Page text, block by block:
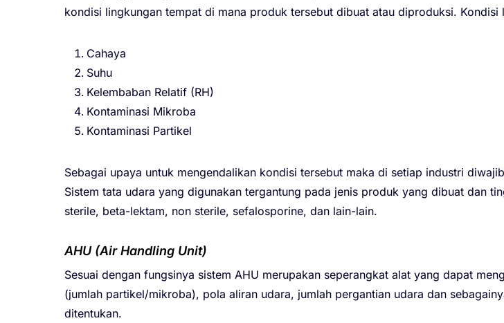
kondisi lingkungan tempat di mana produk tersebut dibuat atau diproduksi.
Cahaya
Suhu
Kelembaban Relatif (RH)
Kontaminasi Mikroba
Kontaminasi Partikel
Sebagai upaya untuk mengendalikan kondisi tersebut maka di setiap industri
Sistem tata udara yang digunakan tergantung pada jenis produk yang dibuat dan
sterile, beta-lektam, non sterile, sefalosporine, dan lain-lain.
AHU (Air Handling Unit)
Sesuai dengan fungsinya sistem AHU merupakan seperangkat alat yang dapat
(jumlah partikel/mikroba), pola aliran udara, jumlah pergantian udara dan
ditentukan.